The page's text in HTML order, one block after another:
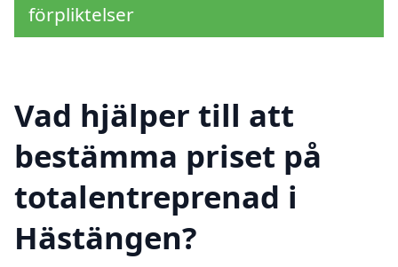
förpliktelser
Vad hjälper till att
bestämma priset på
totalentreprenad i
Hästängen?